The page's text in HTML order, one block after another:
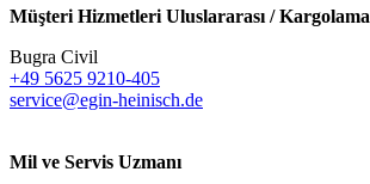
Müşteri Hizmetleri Uluslararası / Kargolama
Bugra Civil
+49 5625 9210-405
service@egin-heinisch.de
Mil ve Servis Uzmanı